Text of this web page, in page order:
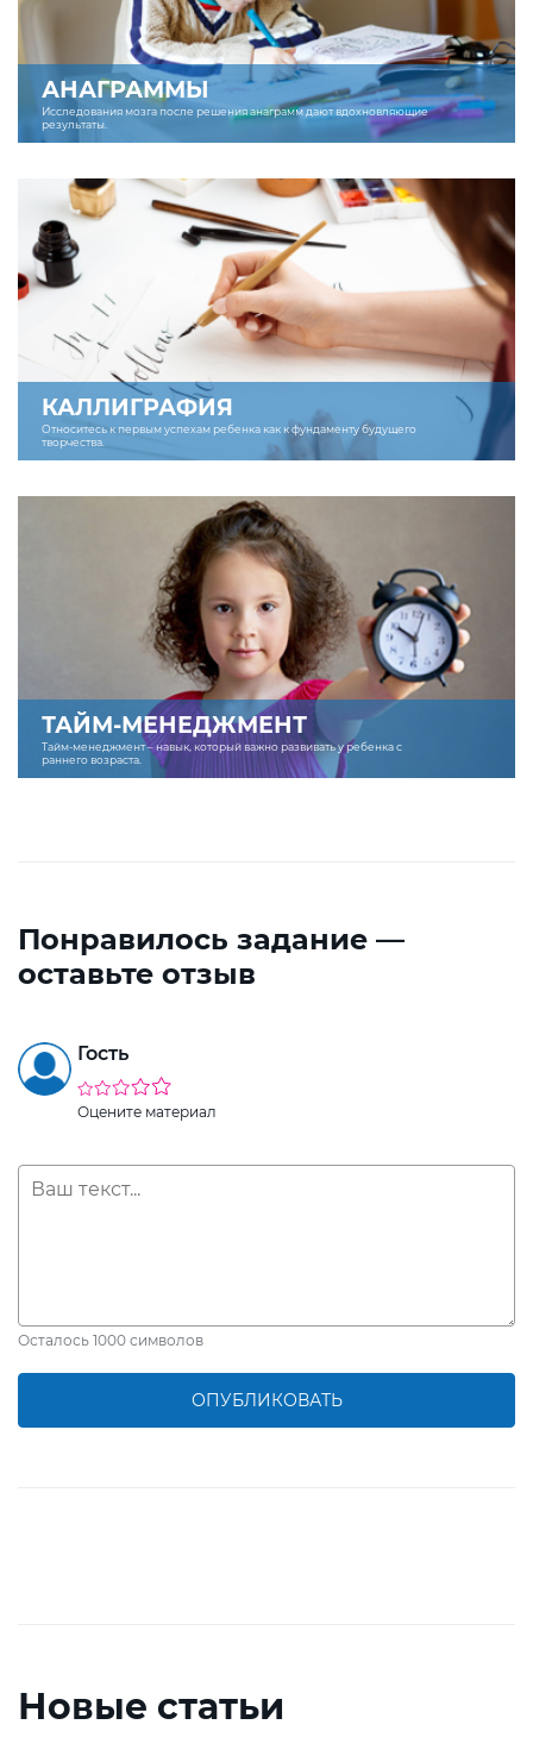
АНАГРАММЫ
Исследования мозга после решения анаграмм дают вдохновляющие
результаты.
КАЛЛИГРАФИЯ
Относитесь к первым успехам ребенка как к фундаменту будущего
творчества.
ТАЙМ-МЕНЕДЖМЕНТ
Тайм-менеджмент – навык, который важно развивать у ребенка с
раннего возраста.
Понравилось задание —
оставьте отзыв
Гость
Оцените материал
Осталось 1000 символов
ОПУБЛИКОВАТЬ
Новые статьи